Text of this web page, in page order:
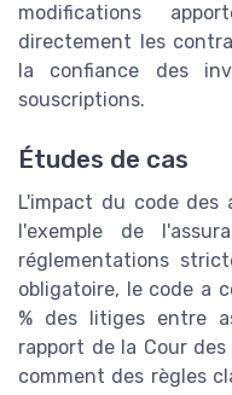
modifications
directement les
la confiance des
souscriptions.
Études de cas
L'impact du code des
l'exemple de
réglementations
obligatoire, le code a
% des litiges entre
rapport de la Cour
comment des règles